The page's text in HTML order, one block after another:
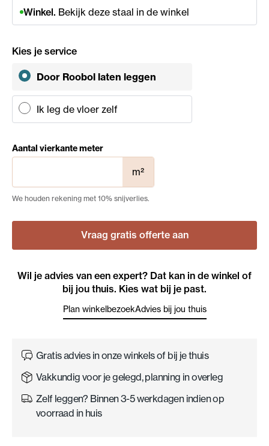
Winkel. Bekijk deze staal in de winkel
Kies je service
Door Roobol laten leggen
Ik leg de vloer zelf
Aantal vierkante meter
m²
We houden rekening met 10% snijverlies.
Vraag gratis offerte aan
Wil je advies van een expert? Dat kan in de winkel of
bij jou thuis. Kies wat bij je past.
Plan winkelbezoekAdvies bij jou thuis
Gratis advies in onze winkels of bij je thuis
Vakkundig voor je gelegd, planning in overleg
Zelf leggen? Binnen 3-5 werkdagen indien op
voorraad in huis